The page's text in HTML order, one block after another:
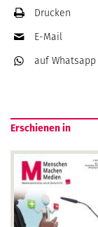
Drucken
E-Mail
auf Whatsapp
Erschienen in